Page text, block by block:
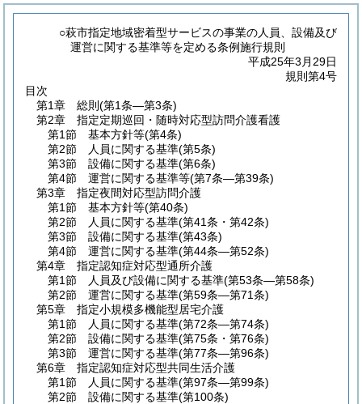
○萩市指定地域密着型サービスの事業の人員、設備及び
運営に関する基準等を定める条例施行規則
平成25年3月29日
規則第4号
目次
第1章
総則 (第1条―第3条)
第2章
指定定期巡回・随時対応型訪問介護看護
第1節
基本方針等(第4条)
第2節
人員に関する基準(第5条)
第3節
設備に関する基準(第6条)
第4節
運営に関する基準等(第7条―第39条)
第3章
指定夜間対応型訪問介護
第1節
基本方針等(第40条)
第2節
人員に関する基準(第41条・第42条)
第3節
設備に関する基準(第43条)
第4節
運営に関する基準(第44条―第52条)
第4章
指定認知症対応型通所介護
第1節
人員及び設備に関する基準(第53条―第58条)
第2節
運営に関する基準(第59条―第71条)
第5章
指定小規模多機能型居宅介護
第1節
人員に関する基準(第72条―第74条)
第2節
設備に関する基準(第75条・第76条)
第3節
運営に関する基準(第77条―第96条)
第6章
指定認知症対応型共同生活介護
第1節
人員に関する基準(第97条―第99条)
第2節
設備に関する基準(第100条)